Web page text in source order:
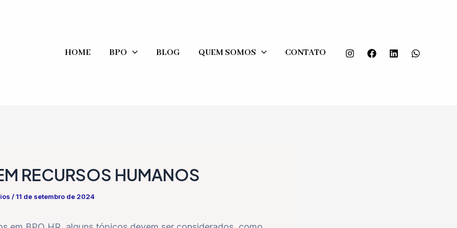
HOME BPO BLOG QUEM SOMOS CONTATO
RECURSOS HUMANOS
/11 de setembro de 2024